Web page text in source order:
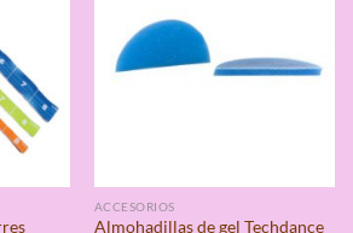
ACCESORIOS
Almohadillas de gel Techdance